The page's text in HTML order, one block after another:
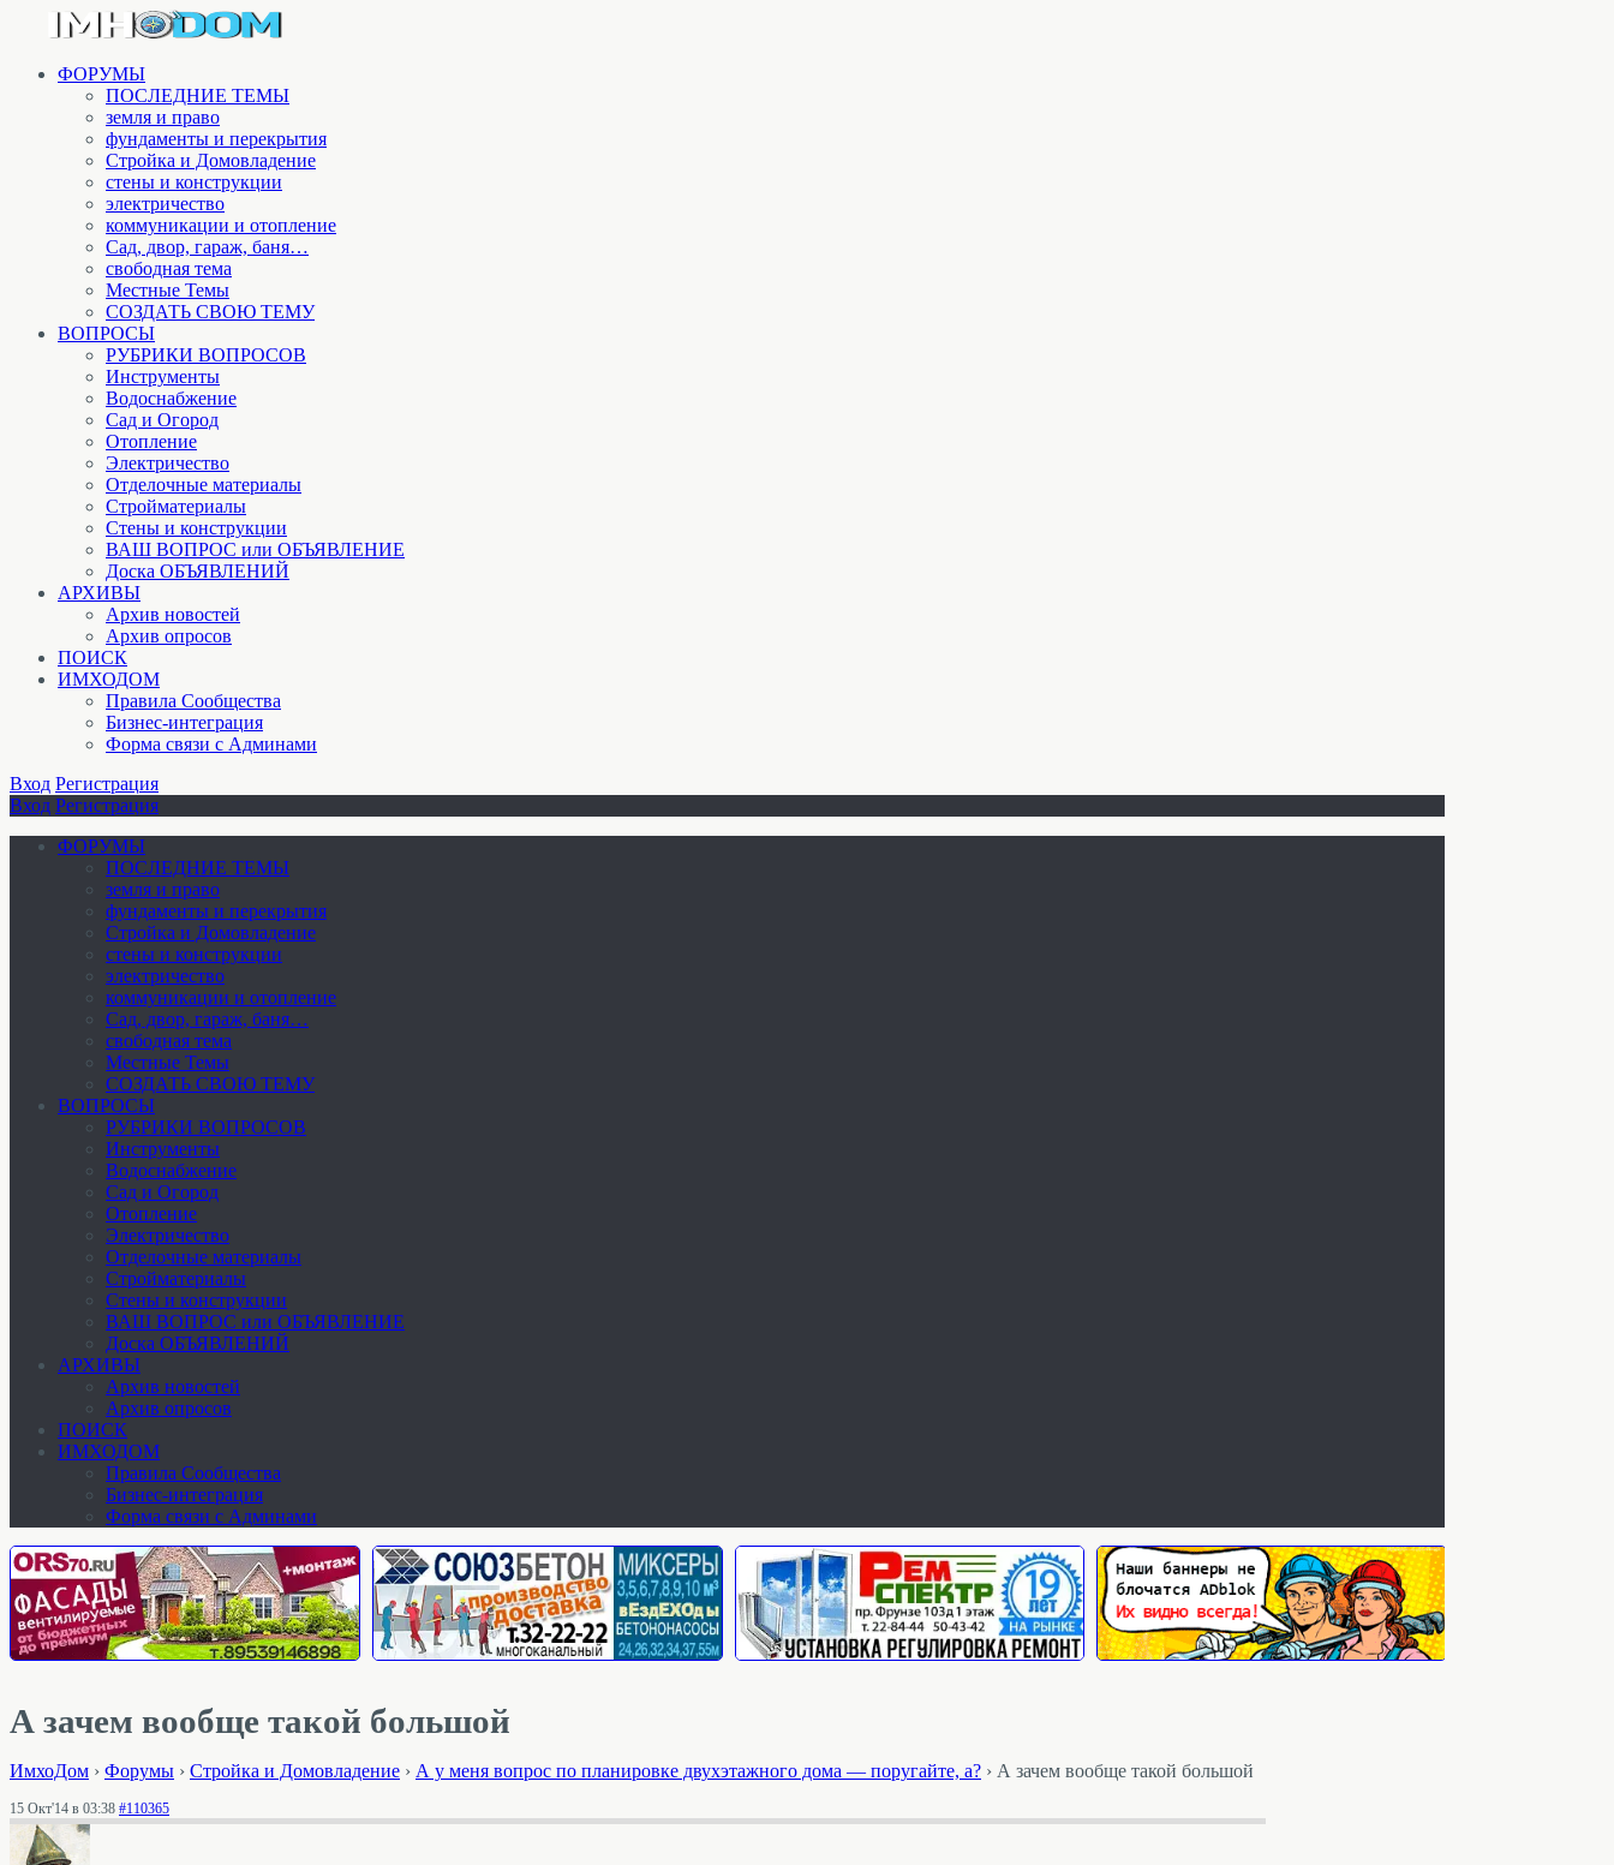
ФОРУМЫ
ПОСЛЕДНИЕ ТЕМЫ
земля и право
фундаменты и перекрытия
Стройка и Домовладение
стены и конструкции
электричество
коммуникации и отопление
Cад, двор, гараж, баня…
свободная тема
Местные Темы
СОЗДАТЬ СВОЮ ТЕМУ
ВОПРОСЫ
РУБРИКИ ВОПРОСОВ
Инструменты
Водоснабжение
Сад и Огород
Отопление
Электричество
Отделочные материалы
Стройматериалы
Стены и конструкции
ВАШ ВОПРОС или ОБЪЯВЛЕНИЕ
Доска ОБЪЯВЛЕНИЙ
АРХИВЫ
Архив новостей
Архив опросов
ПОИСК
ИМХОДОМ
Правила Сообщества
Бизнес-интеграция
Форма связи с Админами
Вход Регистрация
Вход Регистрация
ФОРУМЫ
ПОСЛЕДНИЕ ТЕМЫ
земля и право
фундаменты и перекрытия
Стройка и Домовладение
стены и конструкции
электричество
коммуникации и отопление
Cад, двор, гараж, баня…
свободная тема
Местные Темы
СОЗДАТЬ СВОЮ ТЕМУ
ВОПРОСЫ
РУБРИКИ ВОПРОСОВ
Инструменты
Водоснабжение
Сад и Огород
Отопление
Электричество
Отделочные материалы
Стройматериалы
Стены и конструкции
ВАШ ВОПРОС или ОБЪЯВЛЕНИЕ
Доска ОБЪЯВЛЕНИЙ
АРХИВЫ
Архив новостей
Архив опросов
ПОИСК
ИМХОДОМ
Правила Сообщества
Бизнес-интеграция
Форма связи с Админами
А зачем вообще такой большой
ИмхоДом › Форумы › Стройка и Домовладение › А у меня вопрос по планировке двухэтажного дома — поругайте, а? › А зачем вообще такой большой
15 Окт'14 в 03:38 #110365